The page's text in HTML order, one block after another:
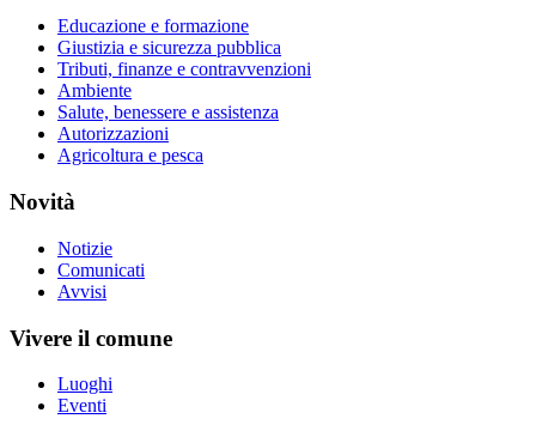
Educazione e formazione
Giustizia e sicurezza pubblica
Tributi, finanze e contravvenzioni
Ambiente
Salute, benessere e assistenza
Autorizzazioni
Agricoltura e pesca
Novità
Notizie
Comunicati
Avvisi
Vivere il comune
Luoghi
Eventi